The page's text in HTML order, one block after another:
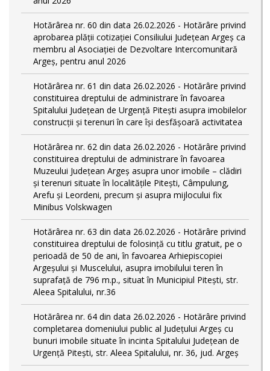
Hotărârea nr. 60 din data 26.02.2026 - Hotărâre privind
aprobarea plății cotizației Consiliului Județean Argeș ca
membru al Asociației de Dezvoltare Intercomunitară
Argeș, pentru anul 2026
Hotărârea nr. 61 din data 26.02.2026 - Hotărâre privind
constituirea dreptului de administrare în favoarea
Spitalului Județean de Urgență Pitești asupra imobilelor
construcții și terenuri în care își desfășoară activitatea
Hotărârea nr. 62 din data 26.02.2026 - Hotărâre privind
constituirea dreptului de administrare în favoarea
Muzeului Județean Argeș asupra unor imobile – clădiri
și terenuri situate în localitățile Pitești, Câmpulung,
Arefu și Leordeni, precum și asupra mijlocului fix
Minibus Volskwagen
Hotărârea nr. 63 din data 26.02.2026 - Hotărâre privind
constituirea dreptului de folosință cu titlu gratuit, pe o
perioadă de 50 de ani, în favoarea Arhiepiscopiei
Argeșului și Muscelului, asupra imobilului teren în
suprafață de 796 m.p., situat în Municipiul Pitești, str.
Aleea Spitalului, nr.36
Hotărârea nr. 64 din data 26.02.2026 - Hotărâre privind
completarea domeniului public al Judeţului Argeş cu
bunuri imobile situate în incinta Spitalului Județean de
Urgență Pitești, str. Aleea Spitalului, nr. 36, jud. Argeș